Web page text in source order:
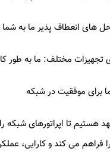
های انعطاف پذیر ما به
تجهیزات مختلف: ما به طور
برای موفقیت در شبکه
فراهم می کند و کارایی،